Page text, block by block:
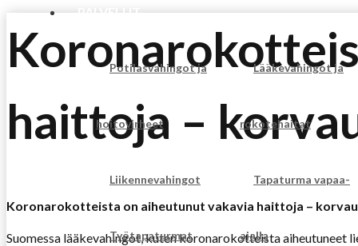
PALVELUT
Potilasvahingot ja
hoitovirheet
Lääkevahingot ja
rokotehaitat
Liikennevahingot Tapaturma vapaa-
ajalla
Työtapaturmat
haittoja –
Koronarokotteista on aiheutunut vakavia haittoja –
Suomessa lääkevahingot, kuten koronarokotteista aiheutuneet